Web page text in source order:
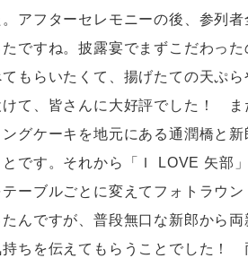
。アフターセレモニーの後、参列
たですね。披露宴でまずこだわっ
もらいたくて、揚げたての天ぷ
て、皆さんに大好評でした！ ま
ングケーキを地元にある通潤橋と
です。それから「Ｉ LOVE 矢部
テーブルごとに変えてフォトラウ
んですが、普段無口な新郎から
持ちを伝えてもらうことでした！